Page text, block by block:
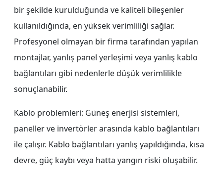
bir şekilde kurulduğunda ve kaliteli bileşenler
kullanıldığında, en yüksek verimliliği sağlar.
Profesyonel olmayan bir firma tarafından yapılan
montajlar, yanlış panel yerleşimi veya yanlış kablo
bağlantıları gibi nedenlerle düşük verimlilikle
sonuçlanabilir.
Kablo problemleri: Güneş enerjisi sistemleri,
paneller ve invertörler arasında kablo bağlantıları
ile çalışır. Kablo bağlantıları yanlış yapıldığında, kısa
devre, güç kaybı veya hatta yangın riski oluşabilir.